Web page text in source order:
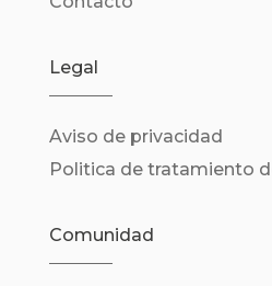
Legal
Aviso de privacidad
Politica de tratamiento
Comunidad